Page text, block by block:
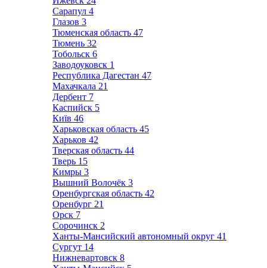
Сарапул 4
Глазов 3
Тюменская область 47
Тюмень 32
Тобольск 6
Заводоуковск 1
Республика Дагестан 47
Махачкала 21
Дербент 7
Каспийск 5
Київ 46
Харьковская область 45
Харьков 42
Тверская область 44
Тверь 15
Кимры 3
Вышний Волочёк 3
Оренбургская область 42
Оренбург 21
Орск 7
Сорочинск 2
Ханты-Мансийский автономный округ 41
Сургут 14
Нижневартовск 8